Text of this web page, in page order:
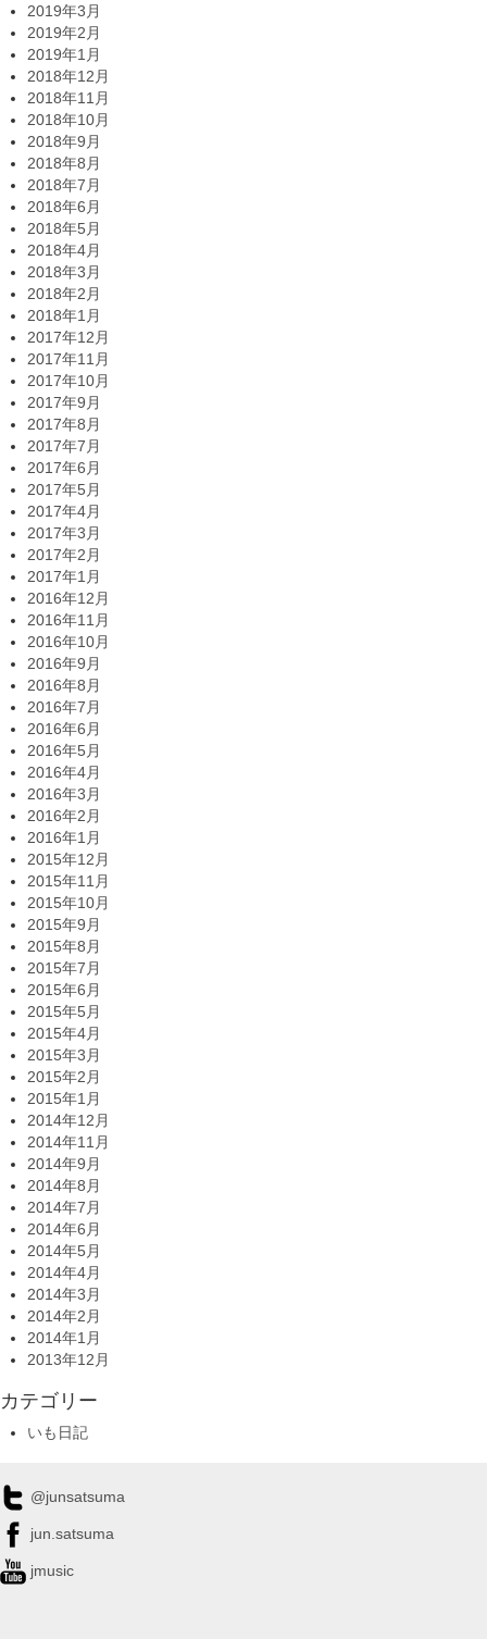
2019年3月
2019年2月
2019年1月
2018年12月
2018年11月
2018年10月
2018年9月
2018年8月
2018年7月
2018年6月
2018年5月
2018年4月
2018年3月
2018年2月
2018年1月
2017年12月
2017年11月
2017年10月
2017年9月
2017年8月
2017年7月
2017年6月
2017年5月
2017年4月
2017年3月
2017年2月
2017年1月
2016年12月
2016年11月
2016年10月
2016年9月
2016年8月
2016年7月
2016年6月
2016年5月
2016年4月
2016年3月
2016年2月
2016年1月
2015年12月
2015年11月
2015年10月
2015年9月
2015年8月
2015年7月
2015年6月
2015年5月
2015年4月
2015年3月
2015年2月
2015年1月
2014年12月
2014年11月
2014年9月
2014年8月
2014年7月
2014年6月
2014年5月
2014年4月
2014年3月
2014年2月
2014年1月
2013年12月
カテゴリー
いも日記
@junsatsuma
jun.satsuma
jmusic